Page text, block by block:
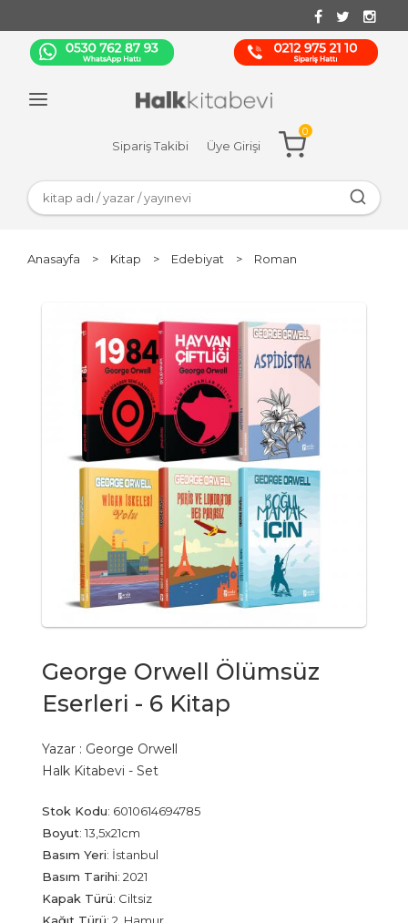
Sipariş Takibi Üye Girişi
0
Anasayfa > Kitap > Edebiyat > Roman
George Orwell Ölümsüz
Eserleri - 6 Kitap
Yazar : George Orwell
Halk Kitabevi - Set
Stok Kodu: 6010614694785
Boyut: 13,5x21cm
Basım Yeri: İstanbul
Basım Tarihi: 2021
Kapak Türü: Ciltsiz